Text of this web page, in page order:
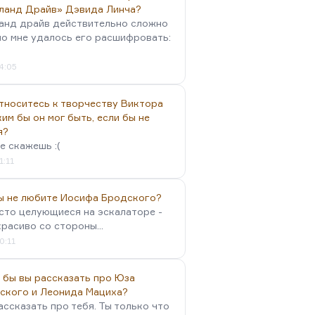
Драйв» Дэвида Линча?
драйв действительно сложно
мне удалось его расшифровать:
к творчеству Виктора
бы он мог быть, если бы не
скажешь :(
не любите Иосифа Бродского?
целующиеся на эскалаторе -
со стороны...
бы вы рассказать про Юза
и Леонида Мациха?
про тебя. Ты только что